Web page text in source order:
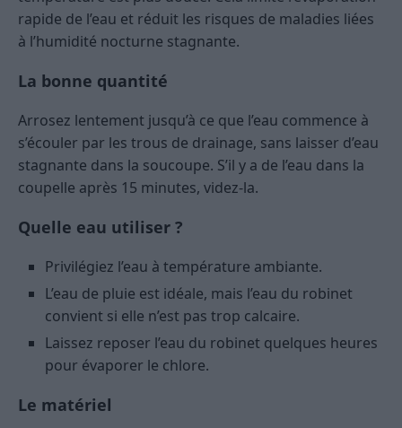
rapide de l’eau et réduit les risques de maladies liées
à l’humidité nocturne stagnante.
La bonne quantité
Arrosez lentement jusqu’à ce que l’eau commence à
s’écouler par les trous de drainage, sans laisser d’eau
stagnante dans la soucoupe. S’il y a de l’eau dans la
coupelle après 15 minutes, videz-la.
Quelle eau utiliser ?
Privilégiez l’eau à température ambiante.
L’eau de pluie est idéale, mais l’eau du robinet
convient si elle n’est pas trop calcaire.
Laissez reposer l’eau du robinet quelques heures
pour évaporer le chlore.
Le matériel